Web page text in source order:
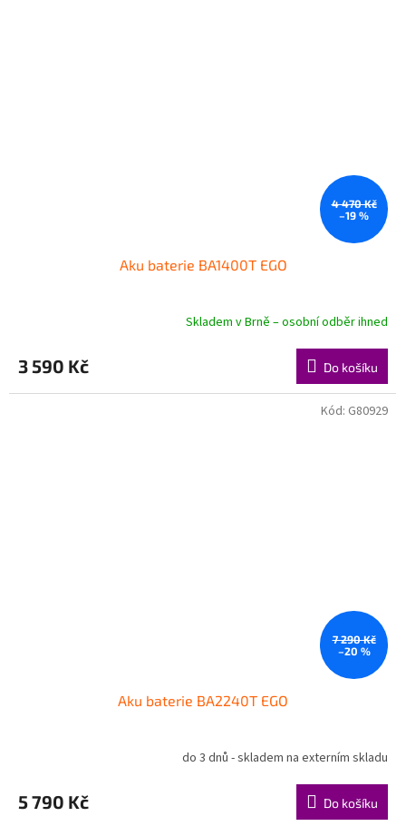
4 470 Kč
–19 %
Aku baterie BA1400T EGO
Skladem v Brně – osobní odběr ihned
3 590 Kč Do košíku
7 290 Kč
–20 %
Aku baterie BA2240T EGO
do 3 dnů - skladem na externím skladu
5 790 Kč Do košíku
Kód: G80929